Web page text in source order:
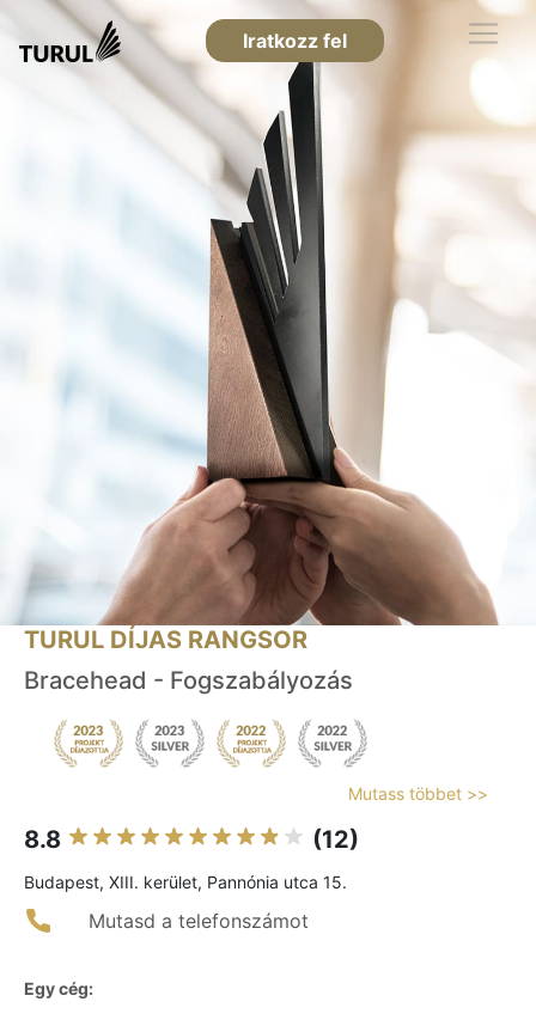
Iratkozz fel
TURUL DÍJAS RANGSOR
Bracehead - Fogszabályozás
Mutass többet >>
8.8 (12)
Budapest, XIII. kerület, Pannónia utca 15.
Mutasd a telefonszámot
Egy cég: